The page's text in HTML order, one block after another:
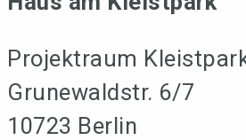
Projektraum
Grunewaldstr. 6/7
10723 Berlin